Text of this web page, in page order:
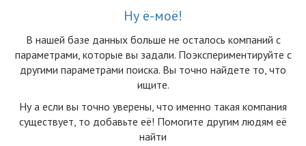
Ну ё-моё!
В нашей базе данных больше не осталоcь компаний с
параметрами, которые вы задали. Поэкспериментируйте с
другими параметрами поиска. Вы точно найдете то, что
ищите.
Ну а если вы точно уверены, что именно такая компания
существует, то добавьте её! Помогите другим людям её
найти